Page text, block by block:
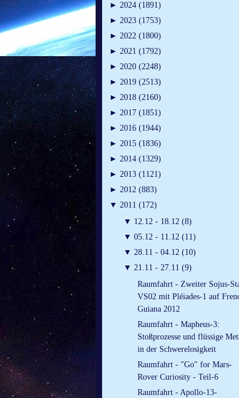
► 2024 (1891)
► 2023 (1753)
► 2022 (1800)
► 2021 (1792)
► 2020 (2248)
► 2019 (2513)
► 2018 (2160)
► 2017 (1851)
► 2016 (1944)
► 2015 (1836)
► 2014 (1329)
► 2013 (1121)
► 2012 (883)
▼ 2011 (172)
▼ 12.12 - 18.12 (8)
▼ 05.12 - 11.12 (11)
▼ 28.11 - 04.12 (10)
▼ 21.11 - 27.11 (9)
Raumfahrt - Zweiter Sojus-
VS02 mit Pléiades-1 auf
Guiana 2012
Raumfahrt - Mapheus-3:
Stoßprozesse und flüssige
in der Schwerelosigkeit
Raumfahrt - "Go" for Mars-
Rover Curiosity - Teil-6
Raumfahrt - Apollo-13-